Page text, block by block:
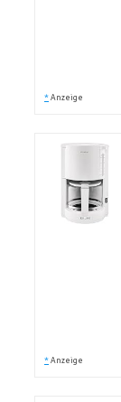
* Anzeige
* Anzeige